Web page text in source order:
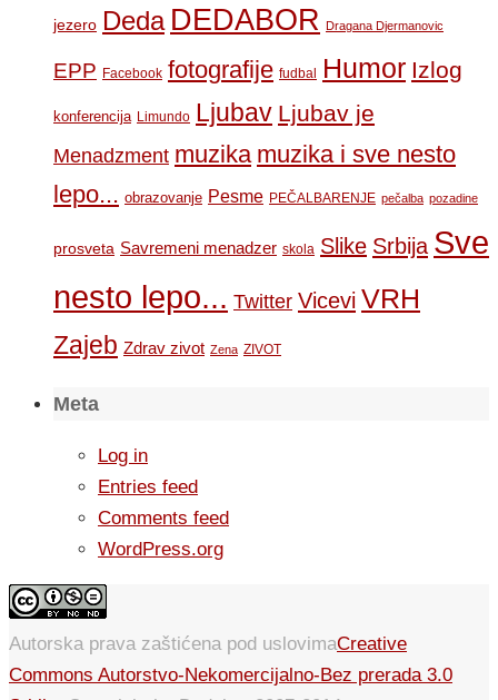
jezero Deda DEDABOR Dragana Djermanovic
EPP Facebook fotografije fudbal Humor Izlog
konferencija Limundo Ljubav Ljubav je
Menadzment muzika muzika i sve nesto
lepo... obrazovanje Pesme PEČALBARENJE pečalba pozadine
prosveta Savremeni menadzer skola Slike Srbija Sve
nesto lepo... Twitter Vicevi VRH
Zajeb Zdrav zivot Zena ZIVOT
Meta
Log in
Entries feed
Comments feed
WordPress.org
Autorska prava zaštićena pod uslovimaCreative
Commons Autorstvo-Nekomercijalno-Bez prerada 3.0